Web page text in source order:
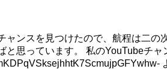
ンスを見つけたので、航程は二
思っています。 私のYouTubeチ